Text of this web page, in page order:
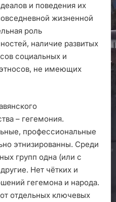
и поведения их
жизненной
роль
наличие развитых
социальных и
не имеющих
– гегемония.
профессиональные
этнизированны. Среди
групп одна (или с
Нет чётких и
гегемона и народа.
отдельных ключевых